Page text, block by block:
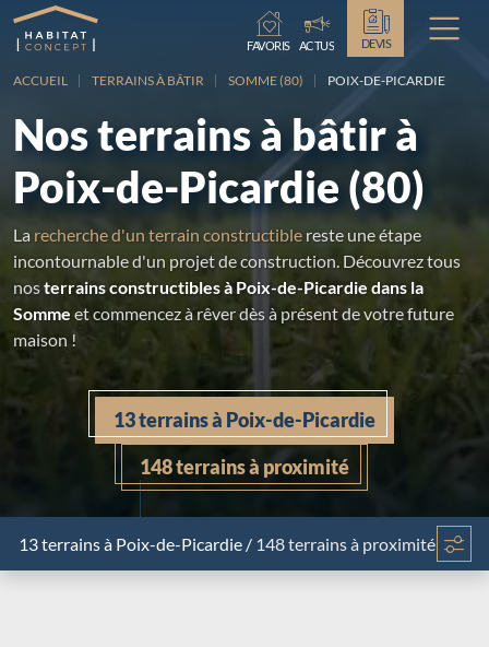
Chargement...
FAVORIS
ACTUS DEVIS
ACCUEIL TERRAINS À BÂTIR SOMME (80) POIX-DE-PICARDIE
Nos terrains à bâtir à
Poix-de-Picardie (80)
La recherche d'un terrain constructible reste une étape
incontournable d'un projet de construction. Découvrez tous
nosterrains constructibles à Poix-de-Picardie dans la
Somme et commencez à rêver dès à présent de votre future
maison !
13 terrains à Poix-de-Picardie
148 terrains à proximité
13 terrainsà Poix-de-Picardie / 148 terrains à proximité